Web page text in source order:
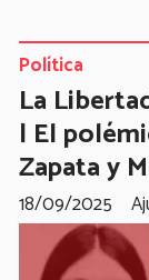
La
| El
Zapata y
Política
18/09/2025